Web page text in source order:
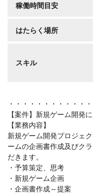
稼働時間目安
はたらく場所
スキル
・・・・・・・・・・・
【案件】新規ゲーム開発
【業務内容】
新規ゲーム開発プロジェ
ームの企画書作成及びク
だきます。
・予算策定、思考
・新規ゲーム企画
・企画書作成～提案